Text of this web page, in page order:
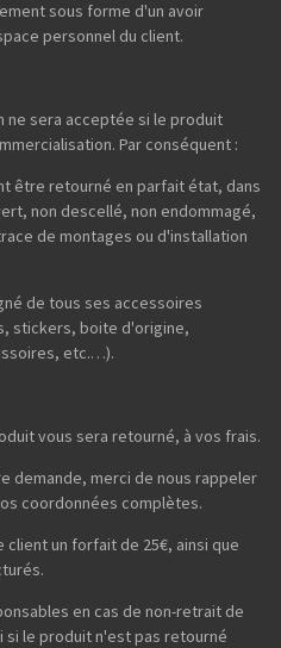
sous forme d'un avoir
personnel du client.
ne sera acceptée si le produit
Par conséquent :
être retourné en parfait état, dans
non descellé, non endommagé,
de montages ou d'installation
de tous ses accessoires
stickers, boite d'origine,
etc.…).
vous sera retourné, à vos frais.
demande, merci de nous rappeler
coordonnées complètes.
client un forfait de 25€, ainsi que
en cas de non-retrait de
si le produit n'est pas retourné